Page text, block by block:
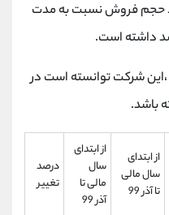
اول 99 از لحاظ حجم فروش نسبت به مدت
شرکت توانسته است در
از ابتدای
سال مالی
تا آذر 99
از ابتدای
سال
مالی تا
درصد
تغییر